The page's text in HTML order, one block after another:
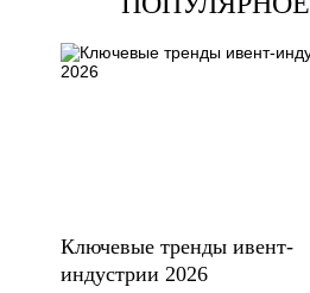
Ключевые тренды ивент-
индустрии 2026